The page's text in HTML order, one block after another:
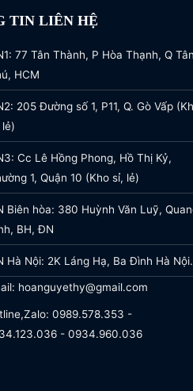
TIN LIÊN HỆ
77 Tân Thành, P Hòa Thạnh, Q Tân
HCM
205 Đường số 1, P11, Q. Gò Vấp
lẻ)
Cc Lê Hồng Phong, Hồ Thị Kỷ,
1, Quận 10 (Kho sỉ, lẻ)
Biên hòa: 380 Huỳnh Văn Luỹ,
BH, ĐN
Hà Nội: 2K Láng Hạ, Ba Đình Hà Nội.
hoanguyethy@gmail.com
0989.578.353 -
- 0934.960.036